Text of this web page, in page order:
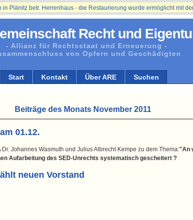
Recht und
- Allianz für Rechtsstaat und Erneuerung -
von Opfern und Geschädigten
Start Kontakt Über ARE Suchen
betr. Herrenhaus - die Restaurierung wurde ermöglicht mit der
Beiträge des Monats November 2011
01.12.
Johannes Wasmuth und Julius Albrecht Kempe zu dem Thema:"An
Aufarbeitung des SED-Unrechts systematisch gescheitert ?
neuen Vorstand